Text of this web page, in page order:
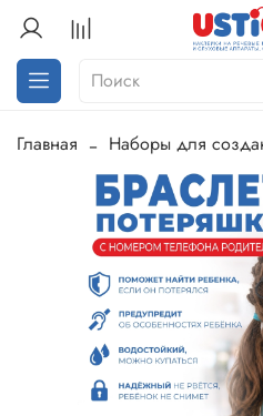
Главная Наборы для